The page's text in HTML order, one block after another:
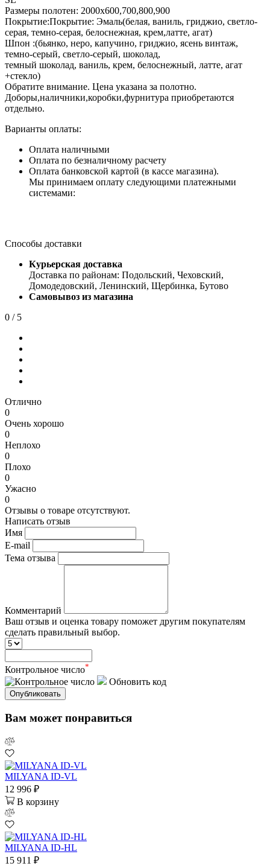
Размеры полотен: 2000х600,700,800,900
Покрытие:Покрытие: Эмаль(белая, ваниль, гриджио, светло-
серая, темно-серая, белоснежная, крем,латте, агат)
Шпон :(бьянко, неро, капучино, гриджио, ясень винтаж,
темно-серый, светло-серый, шоколад,
темный шоколад, ваниль, крем, белоснежный, латте, агат
+cтекло)
Обратите внимание. Цена указана за полотно.
Доборы,наличники,коробки,фурнитура приобретаются
отдельно.
Варианты оплаты:
Оплата наличными
Оплата по безналичному расчету
Оплата банковской картой (в кассе магазина).
Мы принимаем оплату следующими платежными
системами:
Способы доставки
Курьерская доставка
Доставка по районам: Подольский, Чеховский,
Домодедовский, Ленинский, Щербинка, Бутово
Самовывоз из магазина
0 / 5
Отлично
0
Очень хорошо
0
Неплохо
0
Плохо
0
Ужасно
0
Отзывы о товаре отсутствуют.
Написать отзыв
Имя
E-mail
Тема отзыва
Комментарий
Ваш отзыв и оценка товару поможет другим покупателям
сделать правильный выбор.
Контрольное число*
Обновить код
Опубликовать
Вам может понравиться
MILYANA ID-VL
12 996 ₽
В корзину
MILYANA ID-HL
15 911 ₽